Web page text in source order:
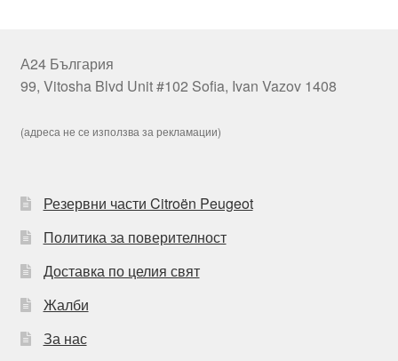
А24 България
99, Vitosha Blvd Unit #102 Sofia, Ivan Vazov 1408
(адреса не се използва за рекламации)
Резервни части Citroën Peugeot
Политика за поверителност
Доставка по целия свят
Жалби
За нас